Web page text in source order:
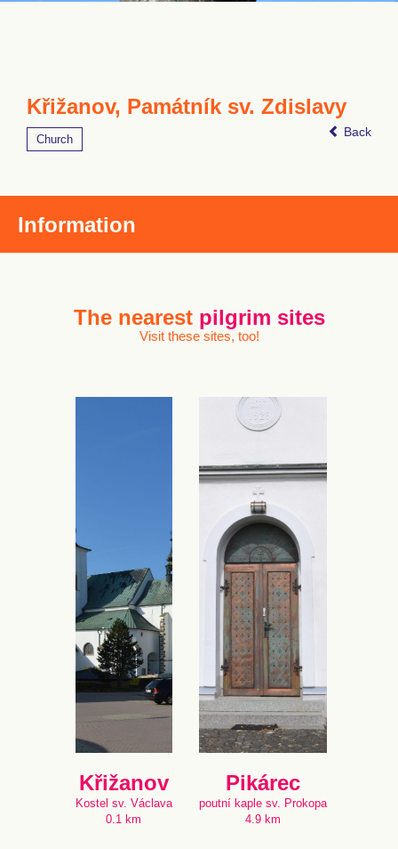
Křižanov, Památník sv. Zdislavy
Back
Church
Information
The nearest pilgrim sites
Visit these sites, too!
Křižanov
Kostel sv. Václava
0.1 km
Pikárec
poutní kaple sv. Prokopa
4.9 km